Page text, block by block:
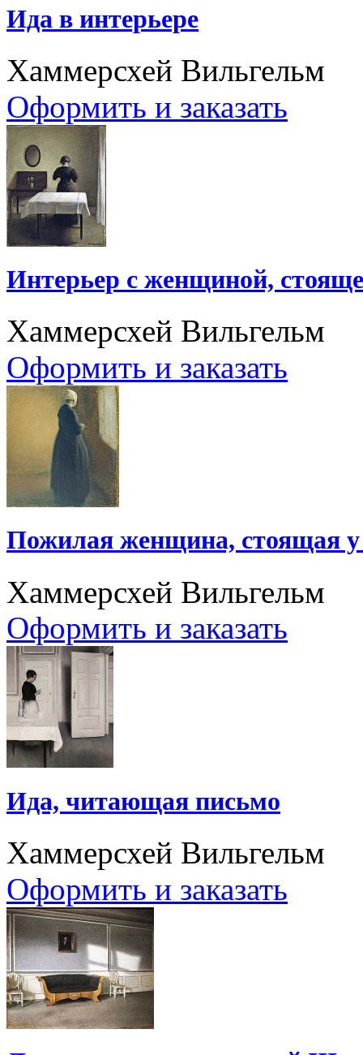
Ида в интерьере
Хаммерсхей Вильгельм
Оформить и заказать
Интерьер с женщиной,
Хаммерсхей Вильгельм
Оформить и заказать
Пожилая женщина, стоящая у
Хаммерсхей Вильгельм
Оформить и заказать
Ида, читающая письмо
Хаммерсхей Вильгельм
Оформить и заказать